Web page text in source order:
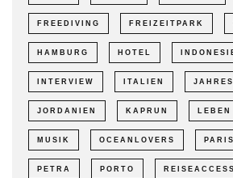
FREEDIVING FREIZEITPARK
HAMBURG HOTEL
INTERVIEW ITALIEN
JORDANIEN KAPRUN LEBEN
MUSIK OCEANLOVERS PARIS
PETRA PORTO